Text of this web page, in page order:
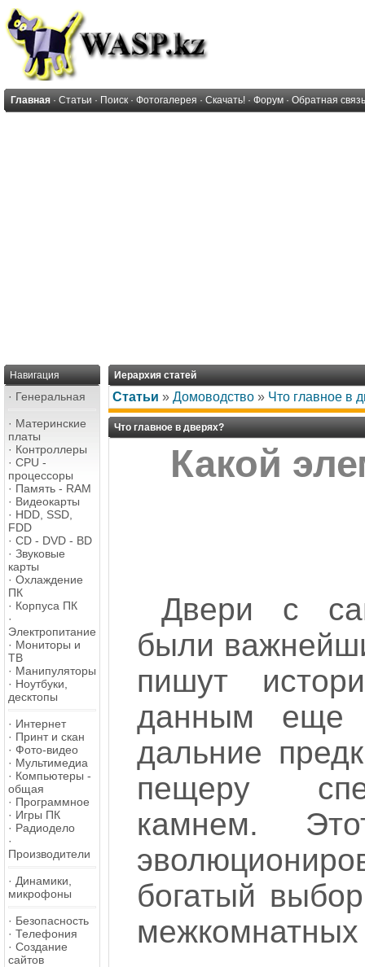
Главная · Статьи · Поиск · Фотогалерея · Скачать! · Форум · Обратная связь
Навигация
· Генеральная
· Материнские
платы
· Контроллеры
· CPU -
процессоры
· Память - RAM
· Видеокарты
· HDD, SSD,
FDD
· CD - DVD - BD
· Звуковые
карты
· Охлаждение
ПК
· Корпуса ПК
·
Электропитание
· Мониторы и
ТВ
· Манипуляторы
· Ноутбуки,
десктопы
· Интернет
· Принт и скан
· Фото-видео
· Мультимедиа
· Компьютеры -
общая
· Программное
· Игры ПК
· Радиодело
·
Производители
· Динамики,
микрофоны
· Безопасность
· Телефония
· Создание
сайтов
Иерархия статей
Статьи » Домоводство » Что главное в
Что главное в дверях?
Какой
Двери с
были
пишут
данным еще
дальние
пещеру
камнем.
богатый